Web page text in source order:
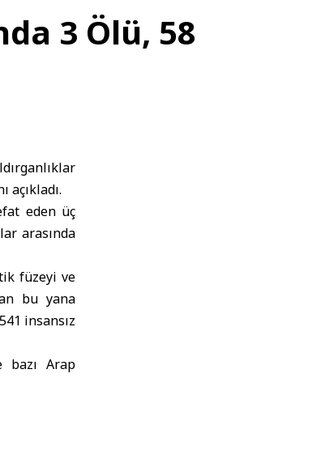
3 Ölü, 58
eden üç
arasında
füzeyi ve
bu yana
insansız
bazı Arap